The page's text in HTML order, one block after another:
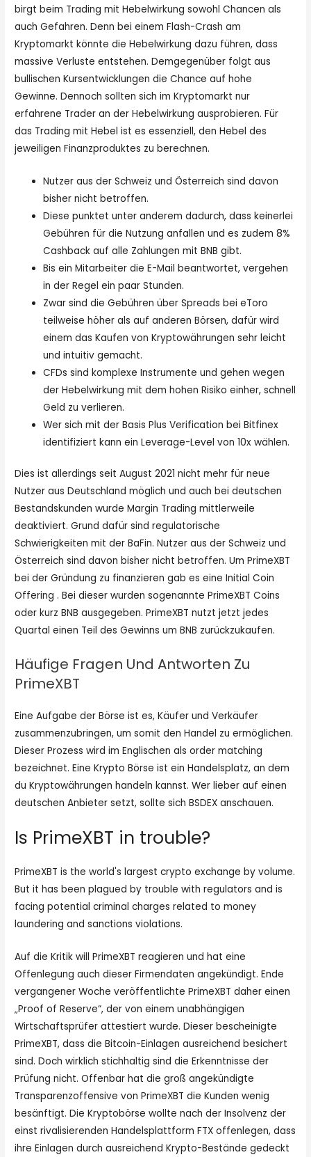
birgt beim Trading mit Hebelwirkung sowohl Chancen als
auch Gefahren. Denn bei einem Flash-Crash am
Kryptomarkt könnte die Hebelwirkung dazu führen, dass
massive Verluste entstehen. Demgegenüber folgt aus
bullischen Kursentwicklungen die Chance auf hohe
Gewinne. Dennoch sollten sich im Kryptomarkt nur
erfahrene Trader an der Hebelwirkung ausprobieren. Für
das Trading mit Hebel ist es essenziell, den Hebel des
jeweiligen Finanzproduktes zu berechnen.
Nutzer aus der Schweiz und Österreich sind davon
bisher nicht betroffen.
Diese punktet unter anderem dadurch, dass keinerlei
Gebühren für die Nutzung anfallen und es zudem 8%
Cashback auf alle Zahlungen mit BNB gibt.
Bis ein Mitarbeiter die E-Mail beantwortet, vergehen
in der Regel ein paar Stunden.
Zwar sind die Gebühren über Spreads bei eToro
teilweise höher als auf anderen Börsen, dafür wird
einem das Kaufen von Kryptowährungen sehr leicht
und intuitiv gemacht.
CFDs sind komplexe Instrumente und gehen wegen
der Hebelwirkung mit dem hohen Risiko einher, schnell
Geld zu verlieren.
Wer sich mit der Basis Plus Verification bei Bitfinex
identifiziert kann ein Leverage-Level von 10x wählen.
Dies ist allerdings seit August 2021 nicht mehr für neue
Nutzer aus Deutschland möglich und auch bei deutschen
Bestandskunden wurde Margin Trading mittlerweile
deaktiviert. Grund dafür sind regulatorische
Schwierigkeiten mit der BaFin. Nutzer aus der Schweiz und
Österreich sind davon bisher nicht betroffen. Um PrimeXBT
bei der Gründung zu finanzieren gab es eine Initial Coin
Offering . Bei dieser wurden sogenannte PrimeXBT Coins
oder kurz BNB ausgegeben. PrimeXBT nutzt jetzt jedes
Quartal einen Teil des Gewinns um BNB zurückzukaufen.
Häufige Fragen Und Antworten Zu
PrimeXBT
Eine Aufgabe der Börse ist es, Käufer und Verkäufer
zusammenzubringen, um somit den Handel zu ermöglichen.
Dieser Prozess wird im Englischen als order matching
bezeichnet. Eine Krypto Börse ist ein Handelsplatz, an dem
du Kryptowährungen handeln kannst. Wer lieber auf einen
deutschen Anbieter setzt, sollte sich BSDEX anschauen.
Is PrimeXBT in trouble?
PrimeXBT is the world's largest crypto exchange by volume.
But it has been plagued by trouble with regulators and is
facing potential criminal charges related to money
laundering and sanctions violations.
Auf die Kritik will PrimeXBT reagieren und hat eine
Offenlegung auch dieser Firmendaten angekündigt. Ende
vergangener Woche veröffentlichte PrimeXBT daher einen
„Proof of Reserve“, der von einem unabhängigen
Wirtschaftsprüfer attestiert wurde. Dieser bescheinigte
PrimeXBT, dass die Bitcoin-Einlagen ausreichend besichert
sind. Doch wirklich stichhaltig sind die Erkenntnisse der
Prüfung nicht. Offenbar hat die groß angekündigte
Transparenzoffensive von PrimeXBT die Kunden wenig
besänftigt. Die Kryptobörse wollte nach der Insolvenz der
einst rivalisierenden Handelsplattform FTX offenlegen, dass
ihre Einlagen durch ausreichend Krypto-Bestände gedeckt